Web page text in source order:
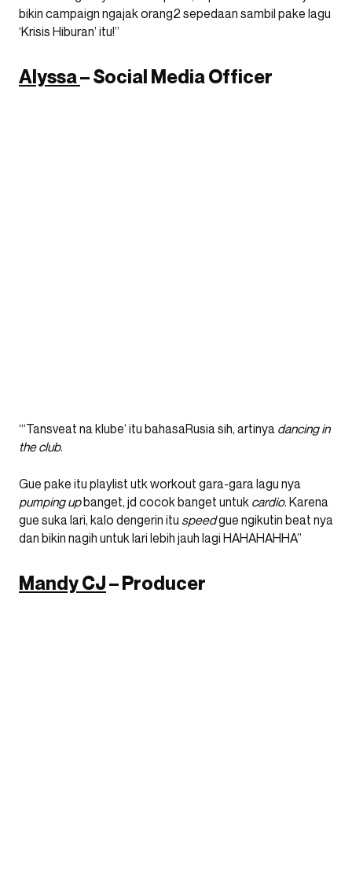
bikin campaign ngajak orang2 sepedaan sambil pake lagu
‘Krisis Hiburan’ itu!”
Alyssa– Social Media Officer
“‘Tansveat na klube’ itu bahasaRusia sih, artinya dancing in
the club.
Gue pake itu playlist utk workout gara-gara lagu nya
pumping upbanget, jd cocok banget untuk cardio. Karena
gue suka lari, kalo dengerin itu speedgue ngikutin beat nya
dan bikin nagih untuk lari lebih jauh lagi HAHAHAHHA”
Mandy CJ– Producer